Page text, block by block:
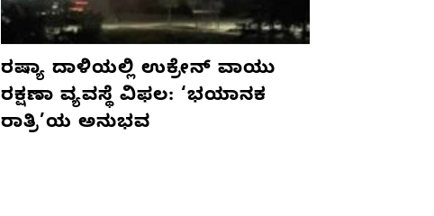
ರಷ್ಯಾ ದಾಳಿಯಲ್ಲಿ ಉಕ್ರೇನ್ ವಾಯು
ರಕ್ಷಣಾ ವ್ಯವಸ್ಥೆ ವಿಫಲ: ‘ಭಯಾನಕ
ರಾತ್ರಿ’ಯ ಅನುಭವ